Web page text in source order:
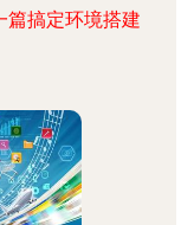
篇搞定环境搭建